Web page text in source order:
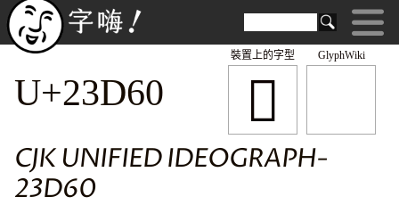
GlyphWiki
𣵠
裝置上的字型
U+23D60
CJK UNIFIED IDEOGRAPH-
23D60